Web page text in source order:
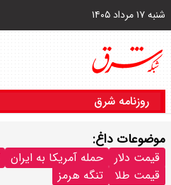
شنبه ۱۷ مرداد ۱۴۰۵
روزنامه شرق
موضوعات داغ:
قیمت دلار حمله آمریکا به ایران
قیمت طلا
تنگه هرمز